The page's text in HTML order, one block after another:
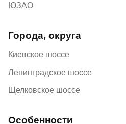
ЮЗАО
Города, округа
Киевское шоссе
Ленинградское шоссе
Щелковское шоссе
Особенности